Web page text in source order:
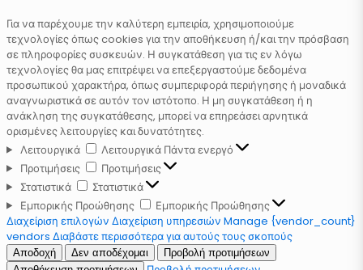
Για να παρέχουμε την καλύτερη εμπειρία, χρησιμοποιούμε
τεχνολογίες όπως cookies για την αποθήκευση ή/και την πρόσβαση
σε πληροφορίες συσκευών. Η συγκατάθεση για τις εν λόγω
τεχνολογίες θα μας επιτρέψει να επεξεργαστούμε δεδομένα
προσωπικού χαρακτήρα, όπως συμπεριφορά περιήγησης ή μοναδικά
αναγνωριστικά σε αυτόν τον ιστότοπο. Η μη συγκατάθεση ή η
ανάκληση της συγκατάθεσης, μπορεί να επηρεάσει αρνητικά
ορισμένες λειτουργίες και δυνατότητες.
Λειτουργικά
Λειτουργικά Πάντα ενεργό
Προτιμήσεις
Προτιμήσεις
Στατιστικά
Στατιστικά
Εμπορικής Προώθησης
Εμπορικής Προώθησης
Διαχείριση επιλογών Διαχείριση υπηρεσιών Manage {vendor_count}
vendors Διαβάστε περισσότερα για αυτούς τους σκοπούς
Αποδοχή Δεν αποδέχομαι
Προβολή προτιμήσεων